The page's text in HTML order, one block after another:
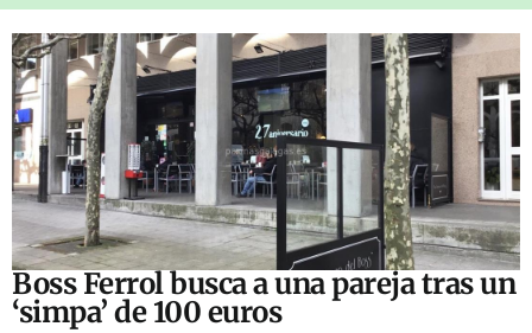
Boss Ferrol busca a una pareja tras un
‘simpa’ de 100 euros